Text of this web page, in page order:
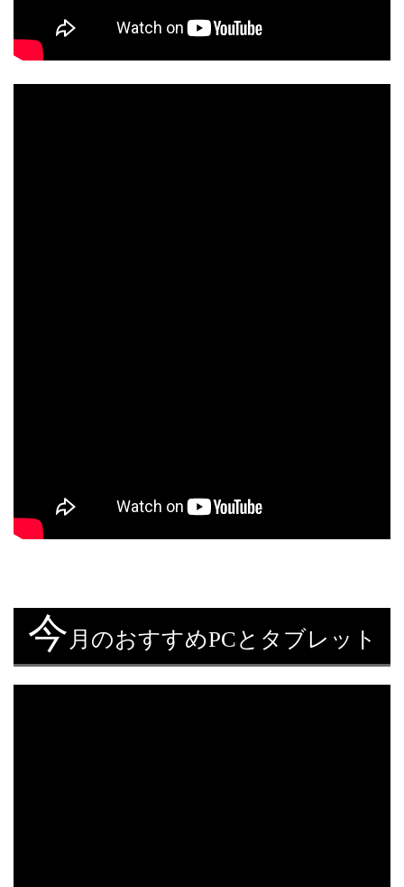
今 月のおすすめPCとタブレット